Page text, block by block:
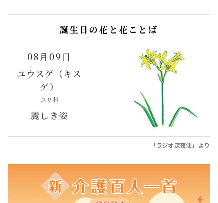
誕生日の花と花ことば
08月09日
ユウスゲ（キス
ゲ）
ユリ科
麗しき姿
「ラジオ深夜便」より